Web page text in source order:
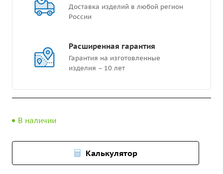
Доставка изделий в любой регион
России
Расширенная гарантия
Гарантия на изготовленные
изделия – 10 лет
В наличии
Калькулятор